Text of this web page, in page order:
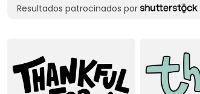
Resultados patrocinados por